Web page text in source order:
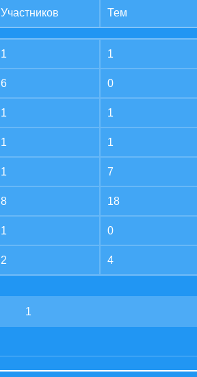
Участников Тем
1 1
6 0
1 1
1 1
1 7
8 18
1 0
2 4
1